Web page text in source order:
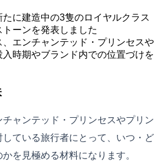
に建造中の3隻のロイヤルクラス
ーンを発表しました
エンチャンテッド・プリンセスや
時期やブランド内での位置づけを
ャンテッド・プリンセスやプリン
ている旅行者にとって、いつ・ど
を見極める材料になります。